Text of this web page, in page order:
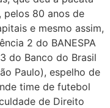
pelos 80 anos de
e mesmo assim,
2 do BANESPA
do Banco do Brasil
Paulo), espelho de
time de futebol
de Direito